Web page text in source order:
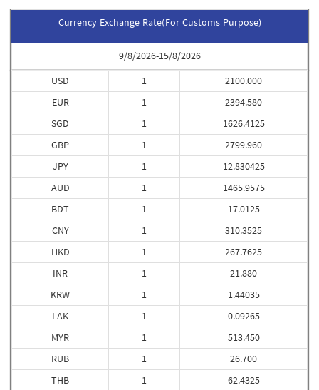
Currency Exchange Rate(For Customs Purpose)
9/8/2026-15/8/2026
USD
EUR
SGD
GBP
JPY
AUD
BDT
CNY
HKD
INR
KRW
LAK
MYR
RUB
THB
1
1
1
1
1
1
1
1
1
1
1
1
1
1
1
2100.000
2394.580
1626.4125
2799.960
12.830425
1465.9575
17.0125
310.3525
267.7625
21.880
1.44035
0.09265
513.450
26.700
62.4325